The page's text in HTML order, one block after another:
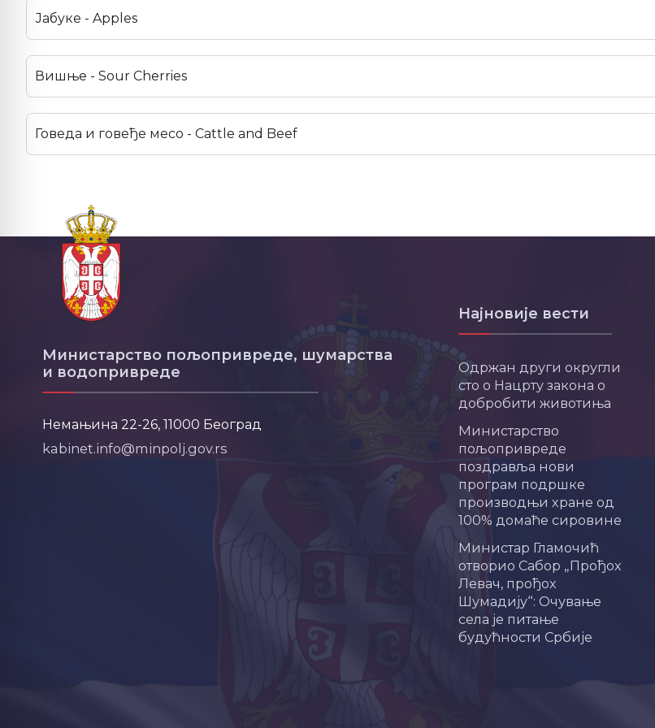
Јабуке - Apples
Вишње - Sour Cherries
Говеда и говеђе месо - Cattle and Beef
Министарство пољопривреде, шумарства
и водопривреде
Немањина 22-26, 11000 Београд
kabinet.info@minpolj.gov.rs
Најновије вести
Одржан други округли
сто о Нацрту закона о
добробити животиња
Министарство
пољопривреде
поздравља нови
програм подршке
производњи хране од
100% домаће сировине
Министар Гламочић
отворио Сабор „Прођох
Левач, прођох
Шумадију“: Очување
села је питање
будућности Србије